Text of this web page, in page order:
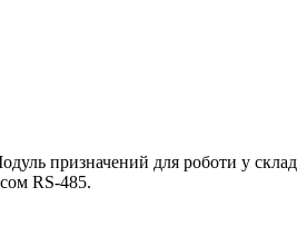
призначений для роботи у
RS-485.